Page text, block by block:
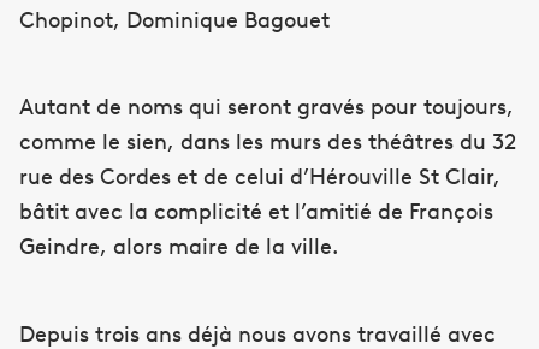
Chopinot, Dominique Bagouet
Autant de noms qui seront gravés pour toujours,
comme le sien, dans les murs des théâtres du 32
rue des Cordes et de celui d’Hérouville St Clair,
bâtit avec la complicité et l’amitié de François
Geindre, alors maire de la ville.
Depuis trois ans déjà nous avons travaillé avec